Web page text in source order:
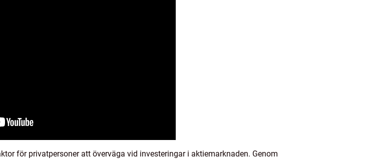
för privatpersoner att överväga vid investeringar i aktiemarknaden. Genom